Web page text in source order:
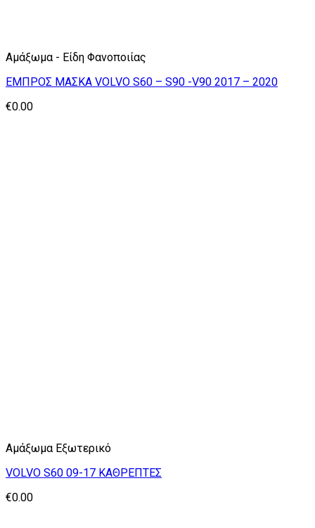
Αμάξωμα - Είδη Φανοποιίας
ΕΜΠΡΟΣ ΜΑΣΚΑ VOLVO S60 – S90 -V90 2017 – 2020
€0.00
Αμάξωμα Εξωτερικό
VOLVO S60 09-17 ΚΑΘΡΕΠΤΕΣ
€0.00